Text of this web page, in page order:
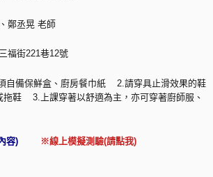
鄭丞晃 老師
福街221巷12號
自備保鮮盒、廚房餐巾紙 2.請穿具止滑效果的鞋
拖鞋 3.上課穿著以舒適為主，亦可穿著廚師服、
內容) ※線上模擬測驗(請點我)